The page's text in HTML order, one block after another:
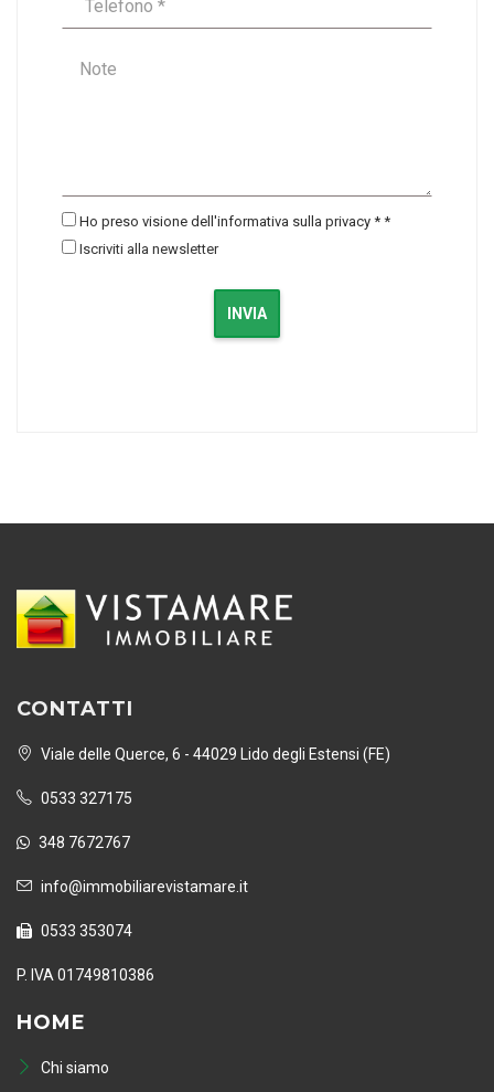
Ho preso visione dell'informativa sulla privacy * *
Iscriviti alla newsletter
INVIA
CONTATTI
Viale delle Querce, 6 - 44029 Lido degli Estensi (FE)
0533 327175
348 7672767
info@immobiliarevistamare.it
0533 353074
P. IVA 01749810386
HOME
Chi siamo